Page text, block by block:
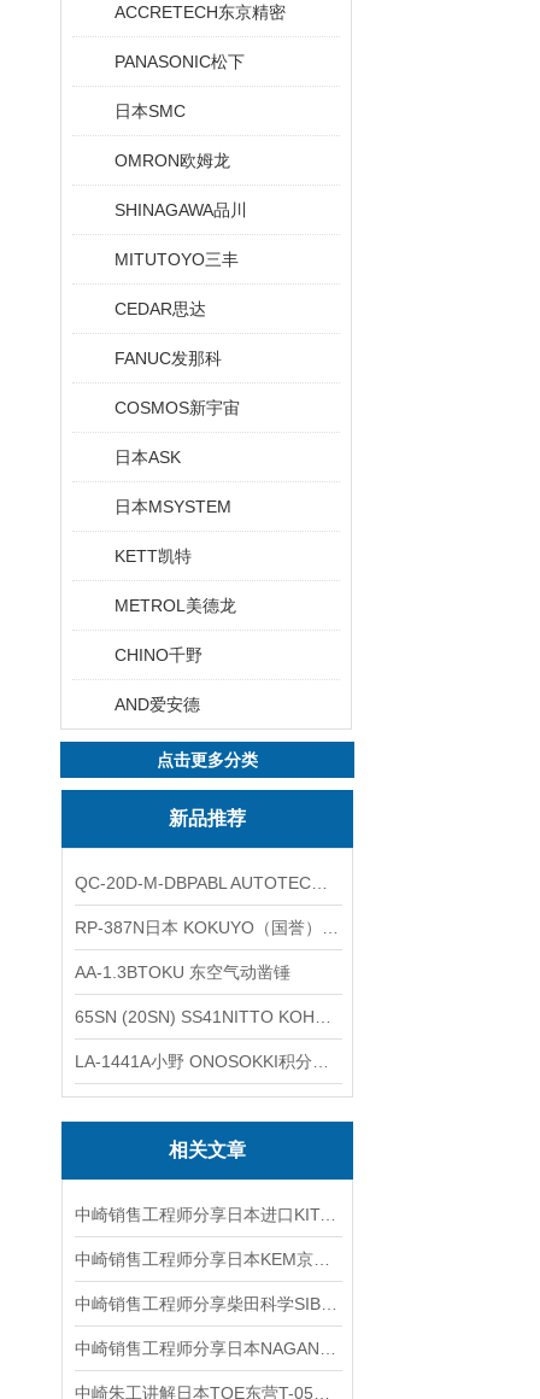
ACCRETECH东京精密
PANASONIC松下
日本SMC
OMRON欧姆龙
SHINAGAWA品川
MITUTOYO三丰
CEDAR思达
FANUC发那科
COSMOS新宇宙
日本ASK
日本MSYSTEM
KETT凯特
METROL美德龙
CHINO千野
AND爱安德
点击更多分类
新品推荐
AA-1.3BTOKU 东空气动凿锤
相关文章
中崎销售工程师分享日本进口KITAGAWA北川铁工M1330HC21D回转油缸